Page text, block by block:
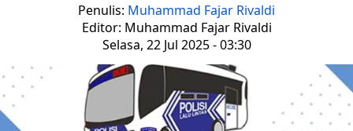
Penulis: Muhammad Fajar Rivaldi
Editor: Muhammad Fajar Rivaldi
Selasa, 22 Jul 2025 - 03:30